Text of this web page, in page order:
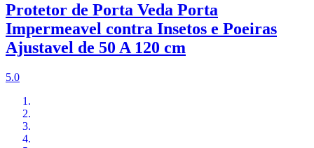
Protetor de Porta Veda Porta
Impermeavel contra Insetos e Poeiras
Ajustavel de 50 A 120 cm
5.0